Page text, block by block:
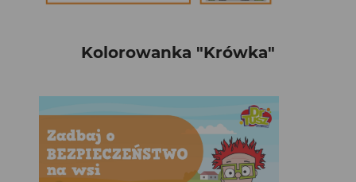
Kolorowanka "Krówka"